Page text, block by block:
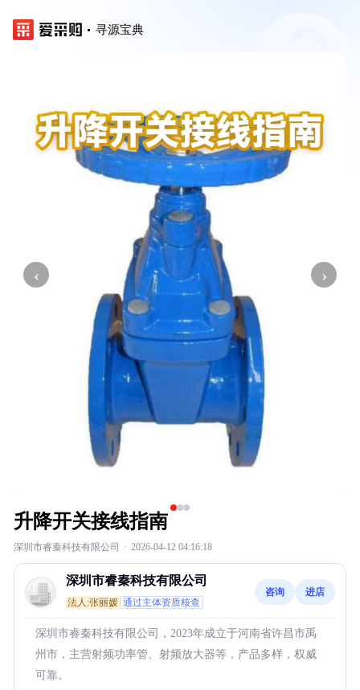
寻源宝典
‹ ›
升降开关接线指南
深圳市睿秦科技有限公司 · 2026-04-12 04:16:18
深圳市睿秦科技有限公司
法人:张丽媛 通过主体资质核查
咨询 进店
深圳市睿秦科技有限公司，2023年成立于河南省许昌市禹
州市，主营射频功率管、射频放大器等，产品多样，权威
可靠。